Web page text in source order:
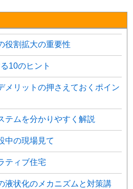
役割拡大の重要性
10のヒント
メリットの押さえておくポイン
テムを分かりやすく解説
の現場見て
ティブ住宅
液状化のメカニズムと対策講